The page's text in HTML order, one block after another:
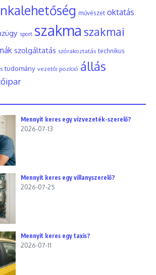
művészet oktatás
sport szakma szakmai
szolgáltatás szórakoztatás technikus
tudomány vezetői pozíció állás
Mennyit keres egy vízvezeték-szerelő?
2026-07-13
Mennyit keres egy villanyszerelő?
2026-07-25
Mennyit keres egy taxis?
2026-07-11